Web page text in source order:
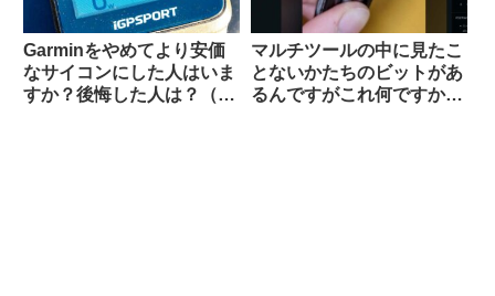
Garminをやめてより安価
なサイコンにした人はいま
すか？後悔した人は？（海
マルチツールの中に見たこ
とないかたちのビットがあ
るんですがこれ何ですか？